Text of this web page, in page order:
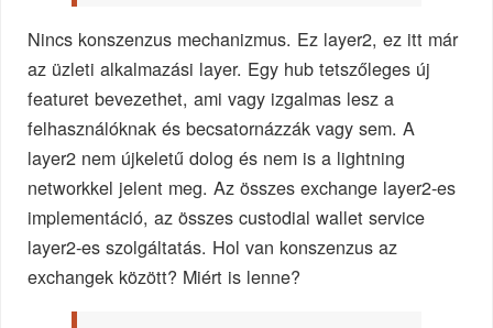
Nincs konszenzus mechanizmus. Ez layer2, ez itt már
az üzleti alkalmazási layer. Egy hub tetszőleges új
featuret bevezethet, ami vagy izgalmas lesz a
felhasználóknak és becsatornázzák vagy sem. A
layer2 nem újkeletű dolog és nem is a lightning
networkkel jelent meg. Az összes exchange layer2-es
implementáció, az összes custodial wallet service
layer2-es szolgáltatás. Hol van konszenzus az
exchangek között? Miért is lenne?